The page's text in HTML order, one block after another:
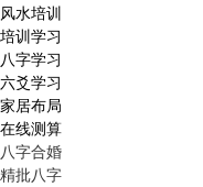
风水培训
培训学习
八字学习
六爻学习
家居布局
在线测算
八字合婚
精批八字